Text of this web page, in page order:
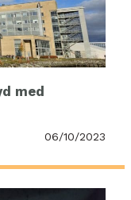
med
06/10/2023